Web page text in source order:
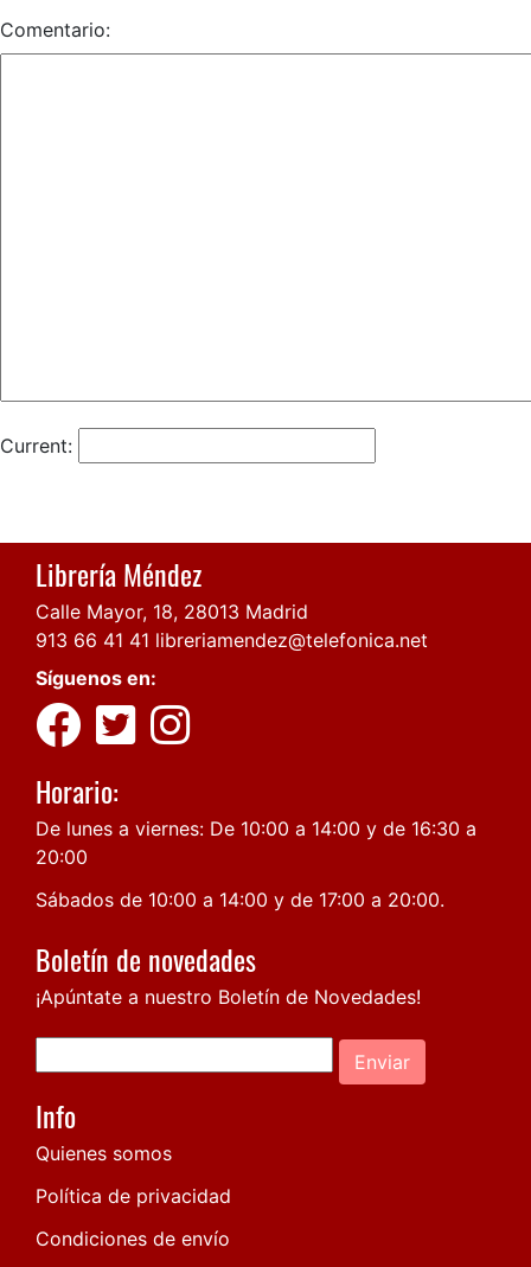
Comentario:
Current:
Librería Méndez
Calle Mayor, 18, 28013 Madrid
913 66 41 41 libreriamendez@telefonica.net
Síguenos en:
Horario:
De lunes a viernes: De 10:00 a 14:00 y de 16:30 a
20:00
Sábados de 10:00 a 14:00 y de 17:00 a 20:00.
Boletín de novedades
¡Apúntate a nuestro Boletín de Novedades!
Enviar
Info
Quienes somos
Política de privacidad
Condiciones de envío